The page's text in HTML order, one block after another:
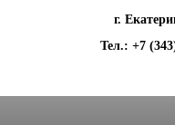
г.
Тел.: +7